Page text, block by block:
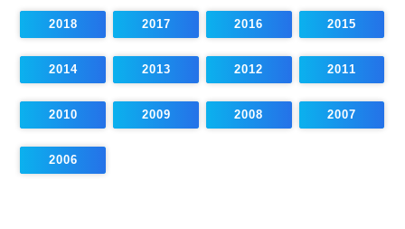
2018 2017 2016 2015
2014 2013 2012 2011
2010 2009 2008 2007
2006